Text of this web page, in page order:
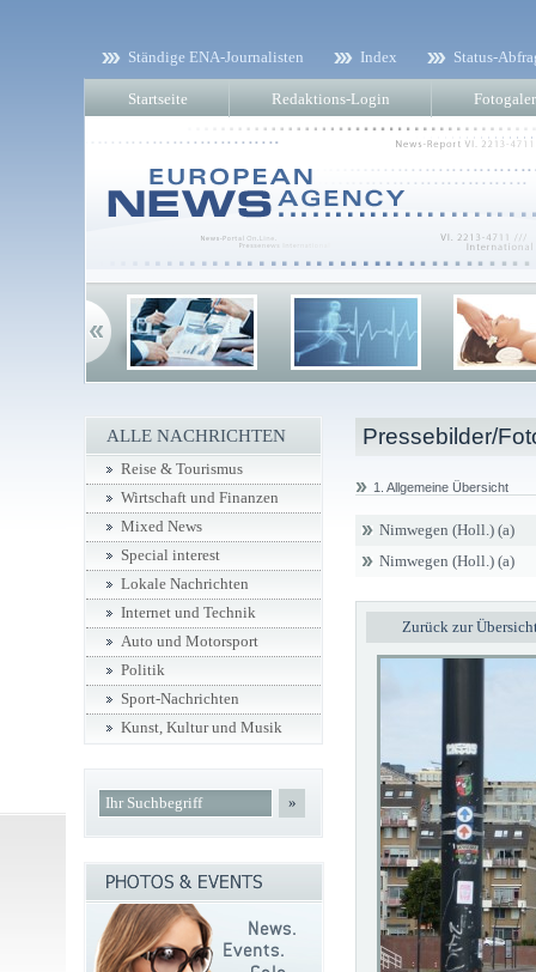
Ständige ENA-Journalisten Index Status-
Startseite Redaktions-Login
Pressebilder/
1. Allgemeine Übersicht
Nimwegen (Holl.) (a)
Nimwegen (Holl.) (a)
Zurück zur
ALLE NACHRICHTEN
Reise & Tourismus
Wirtschaft und Finanzen
Mixed News
Special interest
Lokale Nachrichten
Internet und Technik
Auto und Motorsport
Politik
Sport-Nachrichten
Kunst, Kultur und Musik
»